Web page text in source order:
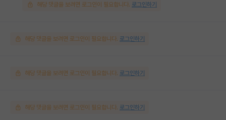
해당 댓글을 보려면 로그인이 필요합니다. 로그인하기
해당 댓글을 보려면 로그인이 필요합니다. 로그인하기
해당 댓글을 보려면 로그인이 필요합니다. 로그인하기
해당 댓글을 보려면 로그인이 필요합니다. 로그인하기